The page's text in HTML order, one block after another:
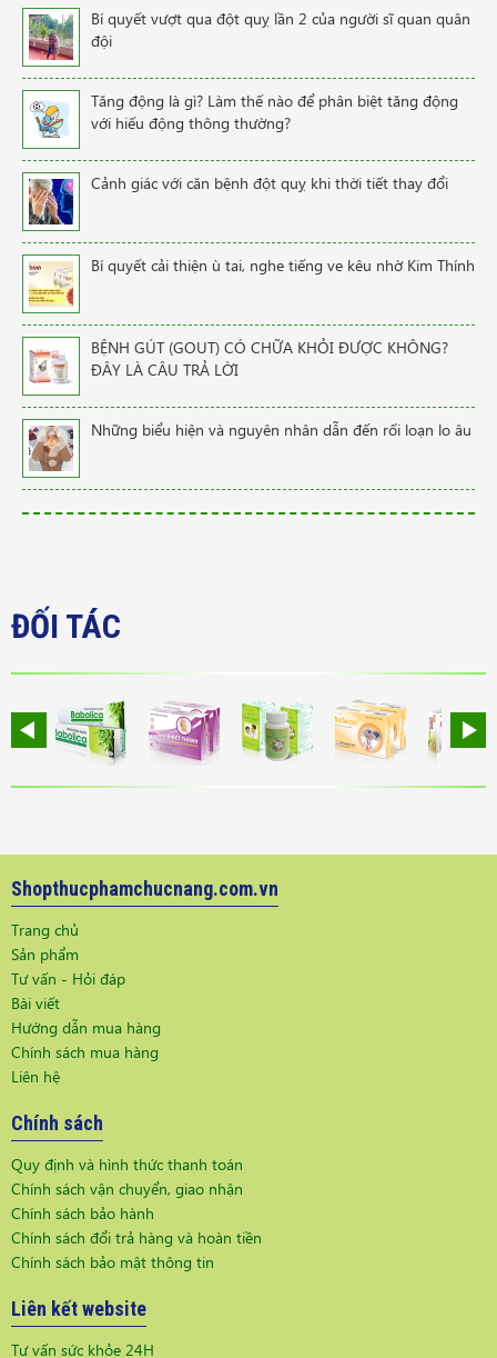
Bí quyết vượt qua đột quỵ lần 2 của người sĩ quan quân
đội
Tăng động là gì? Làm thế nào để phân biệt tăng động
với hiếu động thông thường?
Cảnh giác với căn bệnh đột quỵ khi thời tiết thay đổi
Bí quyết cải thiện ù tai, nghe tiếng ve kêu nhờ Kim Thính
BỆNH GÚT (GOUT) CÓ CHỮA KHỎI ĐƯỢC KHÔNG?
ĐÂY LÀ CÂU TRẢ LỜI
Những biểu hiện và nguyên nhân dẫn đến rối loạn lo âu
ĐỐI TÁC
Shopthucphamchucnang.com.vn
Trang chủ
Sản phẩm
Tư vấn - Hỏi đáp
Bài viết
Hướng dẫn mua hàng
Chính sách mua hàng
Liên hệ
Chính sách
Quy định và hình thức thanh toán
Chính sách vận chuyển, giao nhận
Chính sách bảo hành
Chính sách đổi trả hàng và hoàn tiền
Chính sách bảo mật thông tin
Liên kết website
Tư vấn sức khỏe 24H